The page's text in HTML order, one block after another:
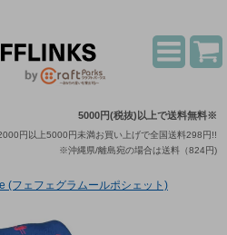
5000円(税抜)以上で送料無料※
円以上5000円未満お買い上げで全国送料298円!!
※沖縄県/離島宛の場合は送料（824円)
(フェフェグラムールポシェット)